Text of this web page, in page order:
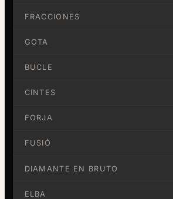
FRACCIONES
GOTA
BUCLE
CINTES
FORJA
FUSIÓ
DIAMANTE EN BRUTO
ELBA